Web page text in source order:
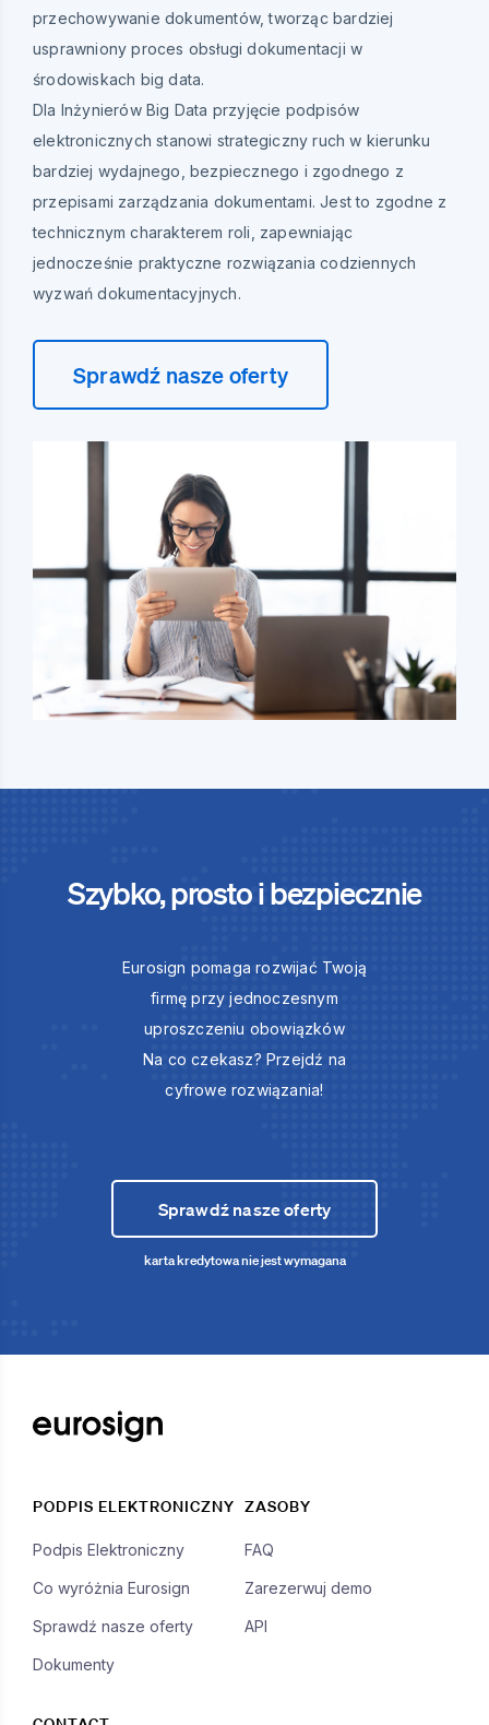
przechowywanie dokumentów, tworząc bardziej
usprawniony proces obsługi dokumentacji w
środowiskach big data.
Dla Inżynierów Big Data przyjęcie podpisów
elektronicznych stanowi strategiczny ruch w kierunku
bardziej wydajnego, bezpiecznego i zgodnego z
przepisami zarządzania dokumentami. Jest to zgodne z
technicznym charakterem roli, zapewniając
jednocześnie praktyczne rozwiązania codziennych
wyzwań dokumentacyjnych.
Sprawdź nasze oferty
Szybko, prosto i bezpiecznie
Eurosign pomaga rozwijać Twoją
firmę przy jednoczesnym
uproszczeniu obowiązków
Na co czekasz? Przejdź na
cyfrowe rozwiązania!
Sprawdź nasze oferty
karta kredytowa nie jest wymagana
PODPIS ELEKTRONICZNY
Podpis Elektroniczny
Co wyróżnia Eurosign
Sprawdź nasze oferty
Dokumenty
ZASOBY
FAQ
Zarezerwuj demo
API